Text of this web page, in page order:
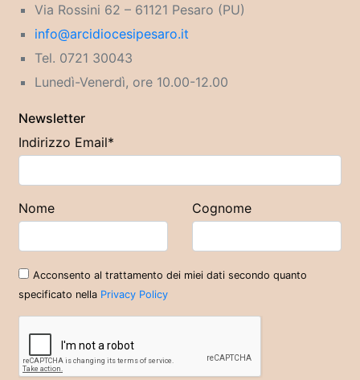
Via Rossini 62 – 61121 Pesaro (PU)
info@arcidiocesipesaro.it
Tel. 0721 30043
Lunedì-Venerdì, ore 10.00-12.00
Newsletter
Indirizzo Email*
Nome Cognome
Acconsento al trattamento dei miei dati secondo quanto
specificato nella Privacy Policy